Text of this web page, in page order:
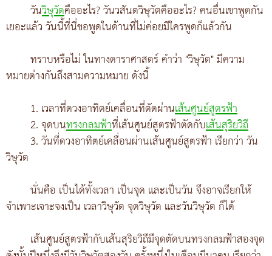
วันวิษุวัตคืออะไร? วันวสันตวิษุวัตคืออะไร? คนอื่นเขาพูดกัน
เยอะแล้ว วันนี้ที่นี่ขอพูดในด้านที่ไม่ค่อยมีใครพูดก็แล้วกัน
ทราบหรือไม่ ในทางดาราศาสตร์ คำว่า "วิษุวัต" มีความ
หมายต่างกันถึงสามความหมาย ดังนี้
1. เวลาที่ดวงอาทิตย์เคลื่อนที่ตัดผ่านเส้นศูนย์สูตรฟ้า
2. จุดบนทรงกลมฟ้าที่เส้นศูนย์สูตรฟ้าตัดกับเส้นสุริยวิถี
3. วันที่ดวงอาทิตย์เคลื่อนผ่านเส้นศูนย์สูตรฟ้า เรียกว่า วัน
วิษุวัต
นั่นคือ เป็นได้ทั้งเวลา เป็นจุด และเป็นวัน จึงอาจเรียกให้
จำเพาะเจาะจงเป็น เวลาวิษุวัต จุดวิษุวัต และวันวิษุวัต ก็ได้
เส้นศูนย์สูตรฟ้ากับเส้นสุริยวิถีมีจุดตัดบนทรงกลมฟ้าสองจุด